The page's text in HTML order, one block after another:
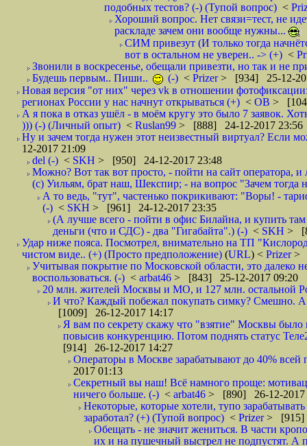
подобных тестов? (-) (Тупой вопрос) <
Хороший вопрос. Нет связи=тест, не
раскладе зачем они вообще нужны...
СИМ привезут (И только тогда
вот в остальном не уверен.. -> (+) <
Звонили в воскресенье, обещали привезти, но так и не
Будешь первым.. Пиши..
(-) < Prizer> [934] 25-12-
Новая версия "от них" через vk в отношении
регионах России у нас начнут открываться (+) < ОВ >
А я пока в отказ ушёл - в моём кругу это было 7 заявок.
))) (-) (Личный опыт) < Ruslan99 > [888] 24-12-2017 23:56
Ну и зачем тогда нужен этот неизвестный виртуал? Если
12-2017 21:09
del (-) < SKH > [950] 24-12-2017 23:48
Можно? Вот так вот просто, - пойти на сайт оператора,
(с) Уильям, брат наш, Шекспир; - на вопрос "Зачем тогда
А то ведь, "тут", частенько покрикивают: "Воры! -
(-) < SKH > [961] 24-12-2017 23:35
(А лучше всего - пойти в офис Билайна, и купить
деньги (что и СДС) - два "Гигабайта".) (-) < SKH >
Удар ниже пояса. Посмотрел, внимательно на ТП
чистом виде.. (+) (Просто предположение) (URL) < Prizer>
Учитывая покрытие по Московской области, это далеко
воспользоваться. (-) < arbat46 > [843] 25-12-2017 09:20
20 млн. жителей Москвы и МО, и 127 млн. остальной
И что? Каждый побежал покупать симку? Смешно. А
[1009] 26-12-2017 14:17
Я вам по секрету скажу что "взятие" Москвы
повысив конкуренцию. Потом поднять статус
[914] 26-12-2017 14:27
Операторы в Москве зарабатывают до 40% всей
2017 01:13
Секретный вы наш! Всё намного проще:
ничего больше. (-) < arbat46 > [890] 26-12-2017
Некоторые, которые хотели, тупо
заработал? (+) (Тупой вопрос) < Prizer> [915]
Обещать - не значит жениться. В части
их и на пушечный выстрел не подпустят. А